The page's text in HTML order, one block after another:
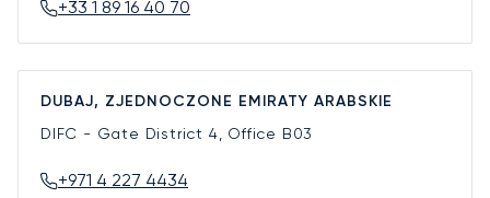
+33 1 89 16 40 70
DUBAJ, ZJEDNOCZONE EMIRATY ARABSKIE
DIFC - Gate District 4, Office B03
+971 4 227 4434